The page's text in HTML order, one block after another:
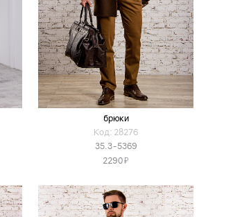
брюки
Код: 28276
35.3-5369
2290Я